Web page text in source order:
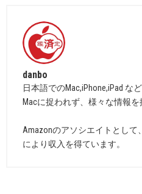
danbo
日本語でのMac,iPhone,iPad な
Macに捉われず、様々な情報を
Amazonのアソシエイトとして
により収入を得ています。